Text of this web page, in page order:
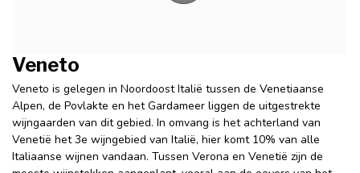
Veneto
Veneto is gelegen in Noordoost Italië tussen de Venetiaanse
Alpen, de Povlakte en het Gardameer liggen de uitgestrekte
wijngaarden van dit gebied. In omvang is het achterland van
Venetië het 3e wijngebied van Italië, hier komt 10% van alle
Italiaanse wijnen vandaan. Tussen Verona en Venetië zijn de